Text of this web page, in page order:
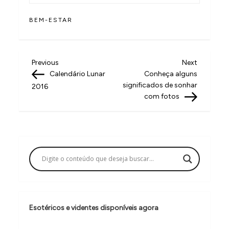
BEM-ESTAR
N
a
a
ç
o
d
Previous
Post
Previous
Calendário Lunar
2016
Next
Post
Next
Conheça alguns
significados de sonhar
com fotos
Esotéricos e videntes disponíveis agora